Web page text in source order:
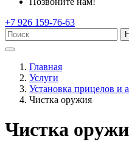
+7 926 159-76-63
Главная
Услуги
Установка прицелов и
Чистка оружия
Чистка